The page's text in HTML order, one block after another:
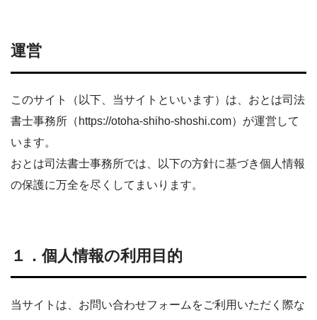
運営
このサイト（以下、当サイトといいます）は、おとは司法
書士事務所（https://otoha-shiho-shoshi.com）が運営して
います。
おとは司法書士事務所では、以下の方針に基づき個人情報
の保護に万全を尽くしてまいります。
１．個人情報の利用目的
当サイトは、お問い合わせフォームをご利用いただく際な